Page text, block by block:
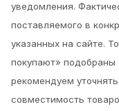
уведомления.
поставляемого в
указанных на сайте.
покупают» подобраны
рекомендуем
совместимость